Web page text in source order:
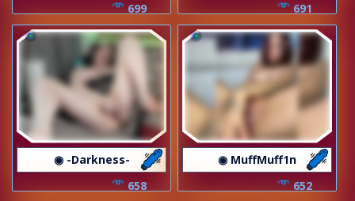
699
691
◉ -Darkness-
658
◉ MuffMuff1n
652